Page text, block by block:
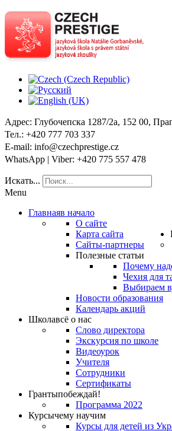
Адрес: Глубочепска 1287/2a, 152 00,
Тел.: +420 777 703 337
E-mail: info@czechprestige.cz
WhatsApp | Viber: +420 775 557 478
Искать...
Menu
Главнаяв начало
О сайте
Карта сайта
Сайты-партнеры
Полезные статьи
Почему
Чехия для
Выбираем
Новости образования
Календарь акций
Школавсё о нас
Слово директора
Экскурсия по школе
Видеоурок
Учителя
Сотрудники
Сертификаты
Грантыпобеждай!
Программа 2022
Курсычему научим
Курсы для детей из